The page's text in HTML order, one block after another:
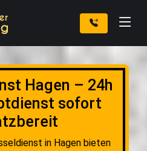
Hagen – 24h
sofort
in Hagen bieten